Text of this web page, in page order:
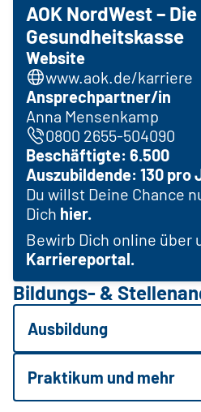
AOK NordWest – Die
Gesundheitskasse
Website
www.aok.de/karriere
Ansprechpartner/in
Anna Mensenkamp
0800 2655-504090
Beschäftigte: 6.500
Auszubildende: 130 pro
Du willst Deine Chance
Dich hier.
Bewirb Dich online über
Karriereportal.
Bildungs- &
Ausbildung
Praktikum und mehr